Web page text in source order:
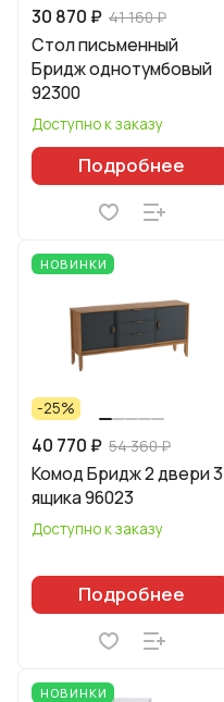
30 870 ₽ 41 160 ₽
Стол письменный
Бридж однотумбовый
92300
Доступно к заказу
Подробнее
НОВИНКИ
-25%
40 770 ₽ 54 360 ₽
Комод Бридж 2 двери 3
ящика 96023
Доступно к заказу
Подробнее
НОВИНКИ